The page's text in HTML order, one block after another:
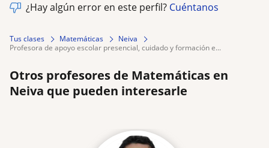
¿Hay algún error en este perfil? Cuéntanos
Tus clases Matemáticas
Neiva
profesora de apoyo escolar presencial, cuidado y formación e...
Otros profesores de Matemáticas en
Neiva que pueden interesarle